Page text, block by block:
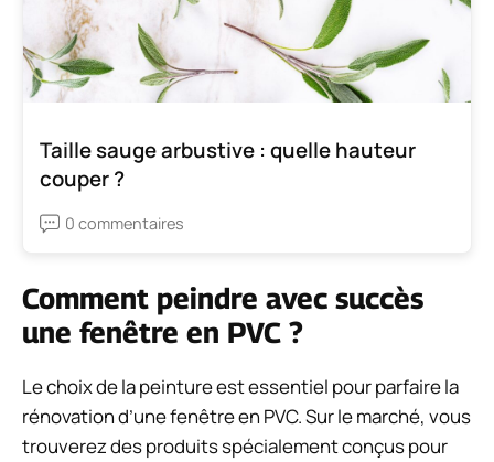
Taille sauge arbustive : quelle hauteur
couper ?
0 commentaires
Comment peindre avec succès
une fenêtre en PVC ?
Le choix de la peinture est essentiel pour parfaire la
rénovation d’une fenêtre en PVC. Sur le marché, vous
trouverez des produits spécialement conçus pour